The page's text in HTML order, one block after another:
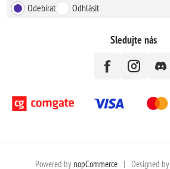
Odebírat Odhlásit
Sledujte nás
Powered by nopCommerce | Designed by